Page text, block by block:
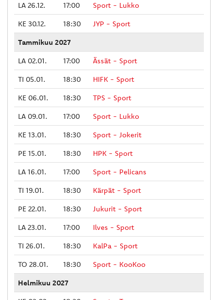
LA 26.12.
17:00
Sport - Lukko
KE 30.12.
18:30
JYP - Sport
Tammikuu 2027
LA 02.01.
17:00
Ässät - Sport
TI 05.01.
18:30
HIFK - Sport
KE 06.01.
18:30
TPS - Sport
LA 09.01.
17:00
Sport - Lukko
KE 13.01.
18:30
Sport - Jokerit
PE 15.01.
18:30
HPK - Sport
LA 16.01.
17:00
Sport - Pelicans
TI 19.01.
18:30
Kärpät - Sport
PE 22.01.
18:30
Jukurit - Sport
LA 23.01.
17:00
Ilves - Sport
TI 26.01.
18:30
KalPa - Sport
TO 28.01.
18:30
Sport - KooKoo
Helmikuu 2027